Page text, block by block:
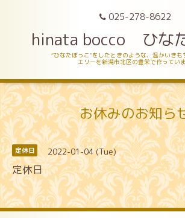
025-278-8622
hinata bocco ひな
“ひなたぼっこ”をしたときのような、温かいきも
エリーを新潟市北区の豊栄で作ってい
お休みのお知ら
定休日 2022-01-04 (Tue)
定休日